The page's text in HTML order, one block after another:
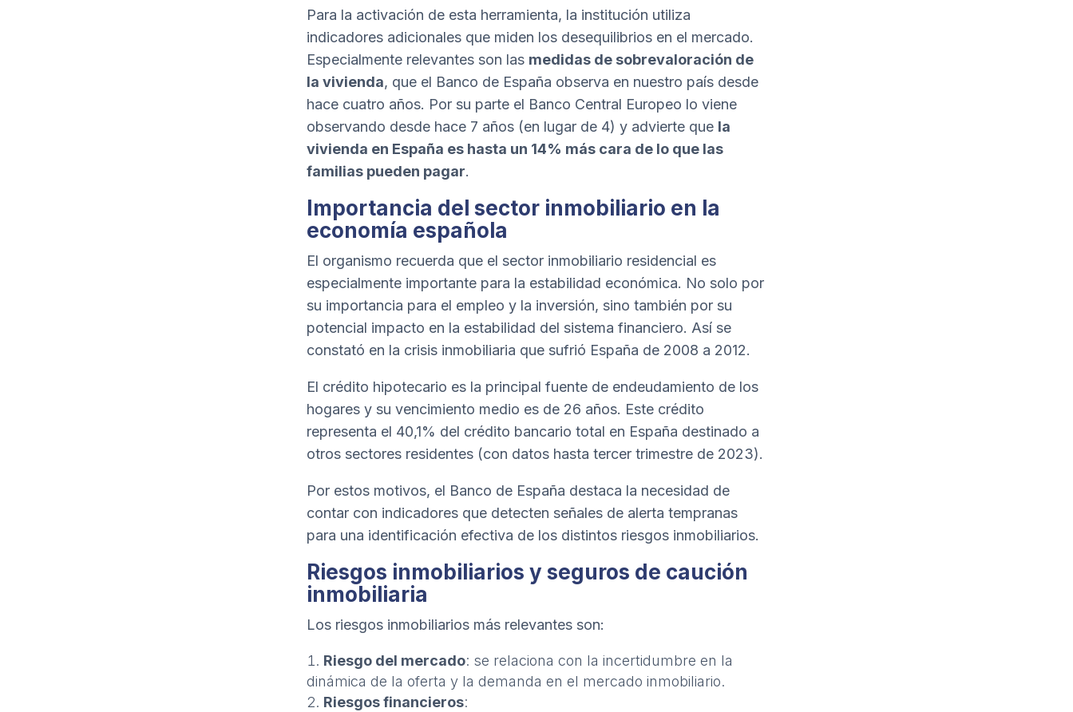
Para la activación de esta herramienta, la institución utiliza
indicadores adicionales que miden los desequilibrios en el mercado.
Especialmente relevantes son las medidas de sobrevaloración de
la vivienda, que el Banco de España observa en nuestro país desde
hace cuatro años. Por su parte el Banco Central Europeo lo viene
observando desde hace 7 años (en lugar de 4) y advierte que la
vivienda en España es hasta un 14% más cara de lo que las
familias pueden pagar.
Importancia del sector inmobiliario en la
economía española
El organismo recuerda que el sector inmobiliario residencial es
especialmente importante para la estabilidad económica. No solo por
su importancia para el empleo y la inversión, sino también por su
potencial impacto en la estabilidad del sistema financiero. Así se
constató en la crisis inmobiliaria que sufrió España de 2008 a 2012.
El crédito hipotecario es la principal fuente de endeudamiento de los
hogares y su vencimiento medio es de 26 años. Este crédito
representa el 40,1% del crédito bancario total en España destinado a
otros sectores residentes (con datos hasta tercer trimestre de 2023).
Por estos motivos, el Banco de España destaca la necesidad de
contar con indicadores que detecten señales de alerta tempranas
para una identificación efectiva de los distintos riesgos inmobiliarios.
Riesgos inmobiliarios y seguros de caución
inmobiliaria
Los riesgos inmobiliarios más relevantes son:
Riesgo del mercado: se relaciona con la incertidumbre en la
dinámica de la oferta y la demanda en el mercado inmobiliario.
Riesgos financieros: